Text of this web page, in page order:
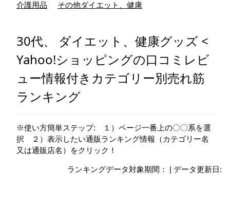
介護用品
その他ダイエット、健康
30代、 ダイエット、健康グッズ <
Yahoo!ショッピングの口コミレビ
ュー情報付きカテゴリー別売れ筋
ランキング
※使い方簡単ステップ: １）ページ一番上の〇〇系を選
択 ２）表示したい通販ランキング情報（カテゴリー名
又は通販店名）をクリック！
ランキングデータ対象期間： | データ更新日: